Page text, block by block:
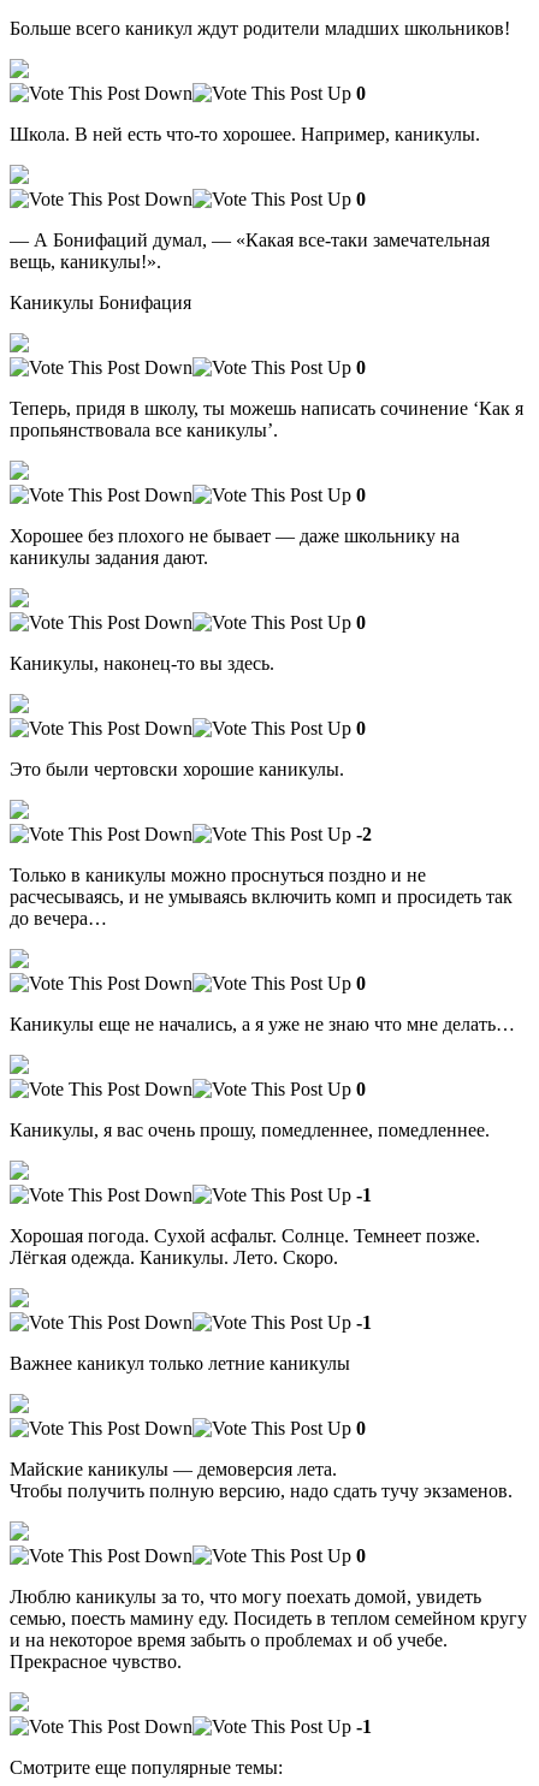
Больше всего каникул ждут родители младших школьников!
0
Школа. В ней есть что-то хорошее. Например, каникулы.
0
— А Бонифаций думал, — «Какая все-таки замечательная
вещь, каникулы!».
Каникулы Бонифация
0
Теперь, придя в школу, ты можешь написать сочинение ‘Как я
пропьянствовала все каникулы’.
0
Хорошее без плохого не бывает — даже школьнику на
каникулы задания дают.
0
Каникулы, наконец-то вы здесь.
0
Это были чертовски хорошие каникулы.
-2
Только в каникулы можно проснуться поздно и не
расчесываясь, и не умываясь включить комп и просидеть так
до вечера…
0
Каникулы еще не начались, а я уже не знаю что мне делать…
0
Каникулы, я вас очень прошу, помедленнее, помедленнее.
-1
Хорошая погода. Сухой асфальт. Солнце. Темнеет позже.
Лёгкая одежда. Каникулы. Лето. Скоро.
-1
Важнее каникул только летние каникулы
0
Майские каникулы — демоверсия лета.
Чтобы получить полную версию, надо сдать тучу экзаменов.
0
Люблю каникулы за то, что могу поехать домой, увидеть
семью, поесть мамину еду. Посидеть в теплом семейном кругу
и на некоторое время забыть о проблемах и об учебе.
Прекрасное чувство.
-1
Смотрите еще популярные темы: